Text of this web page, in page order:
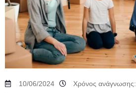
10/06/2024 Χρόνος ανάγνωσης: